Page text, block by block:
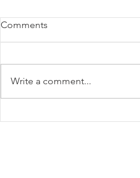
Comments
Write a comment...